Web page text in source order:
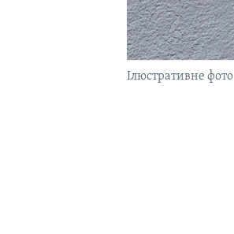
Ілюстративне фото